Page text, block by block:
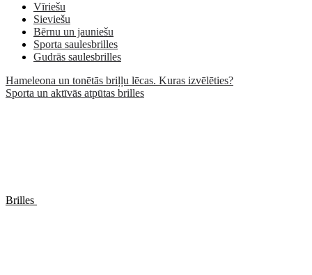
Vīriešu
Sieviešu
Bērnu un jauniešu
Sporta saulesbrilles
Gudrās saulesbrilles
Hameleona un tonētās briļļu lēcas. Kuras izvēlēties?
Sporta un aktīvās atpūtas brilles
Brilles